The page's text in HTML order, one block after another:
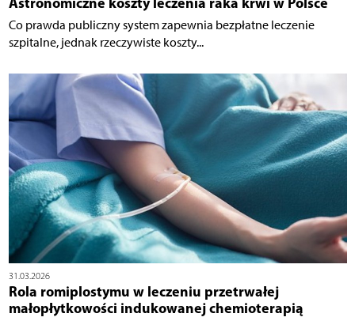
Co prawda publiczny system zapewnia bezpłatne leczenie
szpitalne, jednak rzeczywiste koszty...
31.03.2026
Rola romiplostymu w leczeniu przetrwałej
małopłytkowości indukowanej chemioterapią